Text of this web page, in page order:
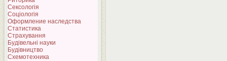
Сексологія
Соціологія
Оформление наследства
Статистика
Страхування
Будівельні науки
Будівництво
Схемотехника